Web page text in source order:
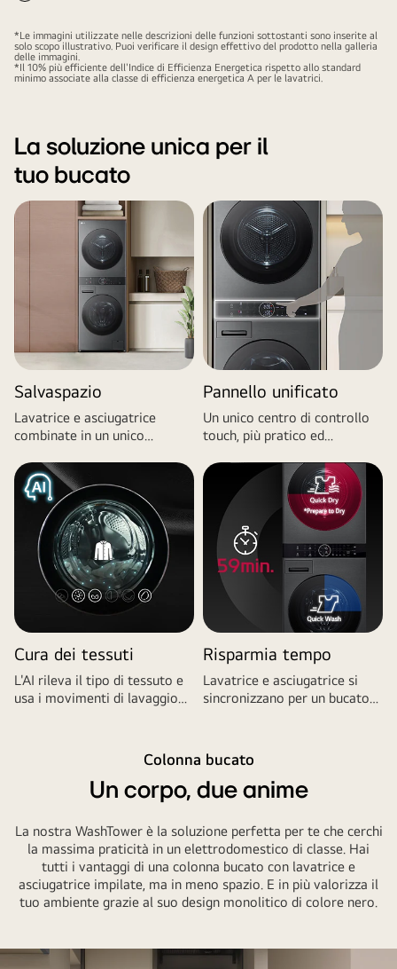
*Le immagini utilizzate nelle descrizioni delle funzioni sottostanti sono inserite al
solo scopo illustrativo. Puoi verificare il design effettivo del prodotto nella galleria
delle immagini.
*Il 10% più efficiente dell'Indice di Efficienza Energetica rispetto allo standard
minimo associate alla classe di efficienza energetica A per le lavatrici.
La soluzione unica per il
tuo bucato
Salvaspazio
Lavatrice e asciugatrice
combinate in un unico
Pannello unificato
Un unico centro di controllo
touch, più pratico ed
Cura dei tessuti
L'AI rileva il tipo di tessuto e
usa i movimenti di lavaggio
Risparmia tempo
Lavatrice e asciugatrice si
sincronizzano per un bucato
Colonna bucato
Un corpo, due anime
La nostra WashTower è la soluzione perfetta per te che cerchi
la massima praticità in un elettrodomestico di classe. Hai
tutti i vantaggi di una colonna bucato con lavatrice e
asciugatrice impilate, ma in meno spazio. E in più valorizza il
tuo ambiente grazie al suo design monolitico di colore nero.